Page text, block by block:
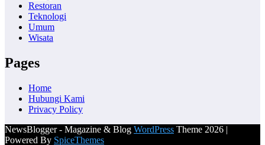
Restoran
Teknologi
Umum
Wisata
Pages
Home
Hubungi Kami
Privacy Policy
NewsBlogger - Magazine & Blog WordPress Theme 2026 |
Powered By SpiceThemes